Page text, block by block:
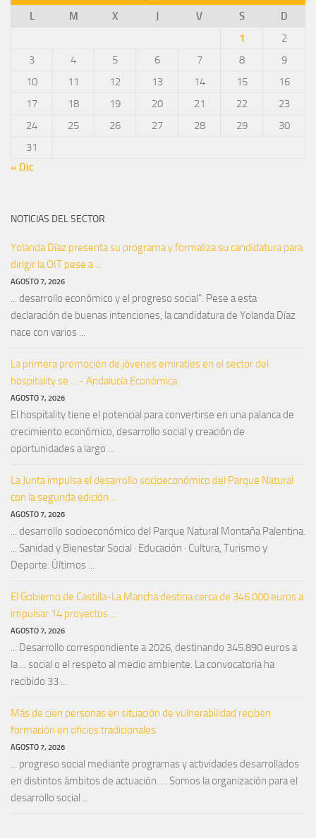
L
M X J V S
D
1
2
3
4 5 6 7 8
9
10
11 12 13 14 15
16
17
18 19 20 21 22
23
24
25 26 27 28 29
30
31
« Dic
NOTICIAS DEL SECTOR
Yolanda Díaz presenta su programa y formaliza su candidatura para
dirigir la OIT pese a ...
AGOSTO 7, 2026
... desarrollo económico y el progreso social". Pese a esta
declaración de buenas intenciones, la candidatura de Yolanda Díaz
nace con varios ...
La primera promoción de jóvenes emiratíes en el sector del
hospitality se ... - Andalucía Económica
AGOSTO 7, 2026
El hospitality tiene el potencial para convertirse en una palanca de
crecimiento económico, desarrollo social y creación de
oportunidades a largo ...
La Junta impulsa el desarrollo socioeconómico del Parque Natural
con la segunda edición ...
AGOSTO 7, 2026
... desarrollo socioeconómico del Parque Natural Montaña Palentina.
... Sanidad y Bienestar Social · Educación · Cultura, Turismo y
Deporte. Últimos ...
El Gobierno de Castilla-La Mancha destina cerca de 346.000 euros a
impulsar 14 proyectos ...
AGOSTO 7, 2026
... Desarrollo correspondiente a 2026, destinando 345.890 euros a
la ... social o el respeto al medio ambiente. La convocatoria ha
recibido 33 ...
Más de cien personas en situación de vulnerabilidad reciben
formación en oficios tradicionales
AGOSTO 7, 2026
... progreso social mediante programas y actividades desarrollados
en distintos ámbitos de actuación. ... Somos la organización para el
desarrollo social ...